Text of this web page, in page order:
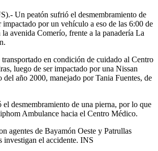
Un peatón sufrió el desmembramiento de
impactado por un vehículo a eso de las 6:00 de
la avenida Comerío, frente a la panadería La
en condición de cuidado al Centro
luego de ser impactado por una Nissan
año 2000, manejado por Tania Fuentes, de
desmembramiento de una pierna, por lo que
Ambulance hacia el Centro Médico.
agentes de Bayamón Oeste y Patrullas
investigan el accidente. INS